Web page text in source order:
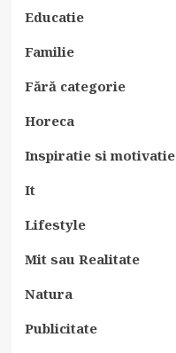
Educatie
Familie
Fără categorie
Horeca
Inspiratie si motivatie
It
Lifestyle
Mit sau Realitate
Natura
Publicitate